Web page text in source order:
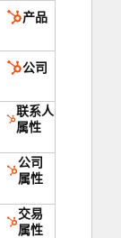
产品
公司
联系人
属性
公司
属性
交易
属性